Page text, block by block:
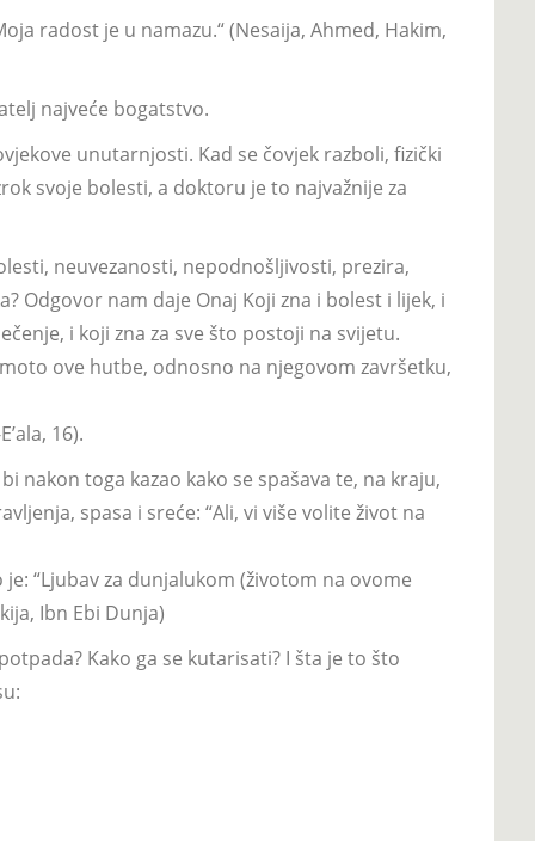
radost je u namazu.“ (Nesaija, Ahmed, Hakim,
najveće bogatstvo.
unutarnjosti. Kad se čovjek razboli, fizički
svoje bolesti, a doktoru je to najvažnije za
neuvezanosti, nepodnošljivosti, prezira,
Odgovor nam daje Onaj Koji zna i bolest i lijek, i
i koji zna za sve što postoji na svijetu.
ove hutbe, odnosno na njegovom završetku,
16).
nakon toga kazao kako se spašava te, na kraju,
spasa i sreće: “Ali, vi više volite život na
“Ljubav za dunjalukom (životom na ovome
Ibn Ebi Dunja)
Kako ga se kutarisati? I šta je to što